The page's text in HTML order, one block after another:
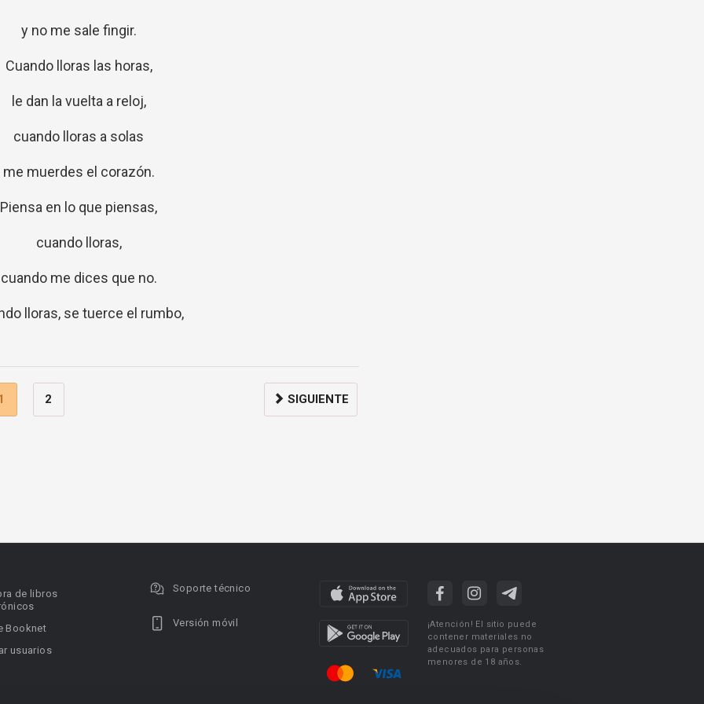
y no me sale fingir.
Cuando lloras las horas,
le dan la vuelta a reloj,
cuando lloras a solas
me muerdes el corazón.
Piensa en lo que piensas,
cuando lloras,
cuando me dices que no.
lloras, se tuerce el rumbo,
2 SIGUIENTE
de libros
Booknet
usuarios
Soporte técnico
Versión móvil
¡Atención! El sitio puede
contener materiales no
adecuados para personas
menores de 18 años.